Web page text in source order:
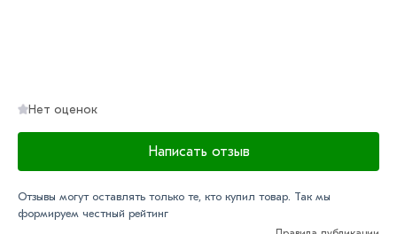
Нет оценок
Написать отзыв
Отзывы могут оставлять только те, кто купил товар. Так мы
формируем честный рейтинг